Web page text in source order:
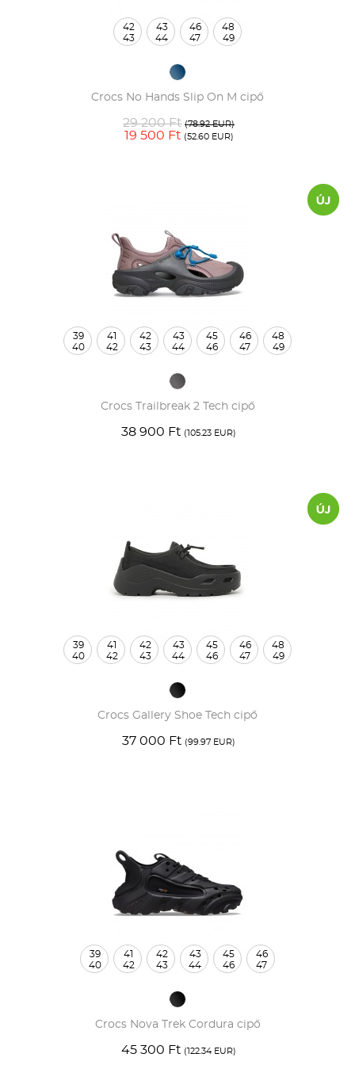
Crocs No Hands Slip On M cipő
29 200 Ft (78.92 EUR)
19 500 Ft (52.60 EUR)
42
43
43
44
46
47
48
49
Crocs Trailbreak 2 Tech cipő
38 900 Ft (105.23 EUR)
39
40
41
42
42
43
43
44
45
46
46
47
48
49
Crocs Gallery Shoe Tech cipő
37 000 Ft (99.97 EUR)
39
40
41
42
42
43
43
44
45
46
46
47
48
49
Crocs Nova Trek Cordura cipő
45 300 Ft (122.34 EUR)
39
40
41
42
42
43
43
44
45
46
46
47